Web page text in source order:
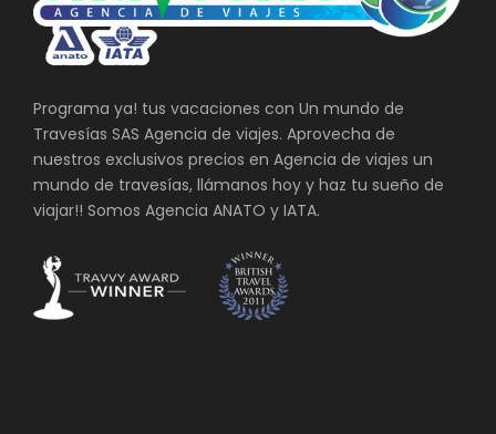
Programa ya! tus vacaciones con Un mundo de
Travesías SAS Agencia de viajes. Aprovecha de
nuestros exclusivos precios en Agencia de viajes un
mundo de travesías, llámanos hoy y haz tu sueño de
viajar!! Somos Agencia ANATO y IATA.